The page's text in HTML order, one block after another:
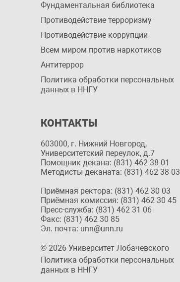
Фундаментальная библиотека
Противодействие терроризму
Противодействие коррупции
Всем миром против наркотиков
Антитеррор
Политика обработки персональных
данных в ННГУ
КОНТАКТЫ
603000, г. Нижний Новгород,
Университетский переулок, д.7
Помощник декана: (831) 462 38 01
Методисты деканата: (831) 462 38 03
Приёмная ректора: (831) 462 30 03
Приёмная комиссия: (831) 462 30 45
Пресс-служба: (831) 462 31 06
Факс: (831) 462 30 85
Эл. почта: unn@unn.ru
© 2026 Университет Лобачевского
Политика обработки персональных
данных в ННГУ